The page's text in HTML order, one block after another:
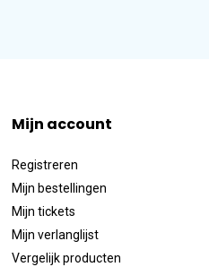
Mijn account
Registreren
Mijn bestellingen
Mijn tickets
Mijn verlanglijst
Vergelijk producten